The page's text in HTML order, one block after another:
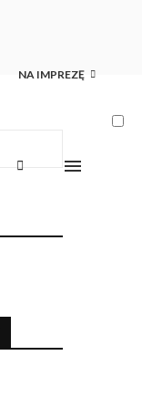
NA IMPREZĘ